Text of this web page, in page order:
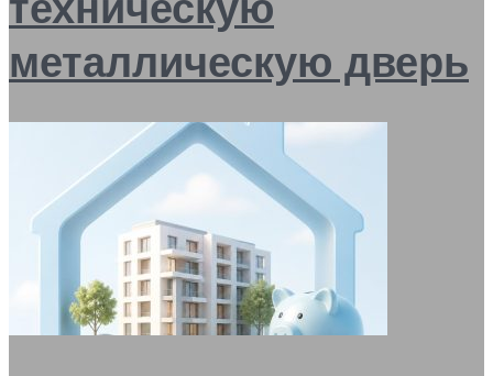
металлическую дверь